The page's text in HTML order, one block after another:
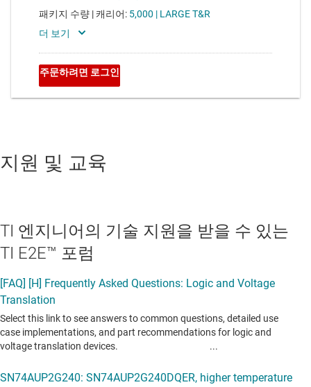
지원 및 교육
TI 엔지니어의 기술 지원을 받을 수 있는
TI E2E™ 포럼